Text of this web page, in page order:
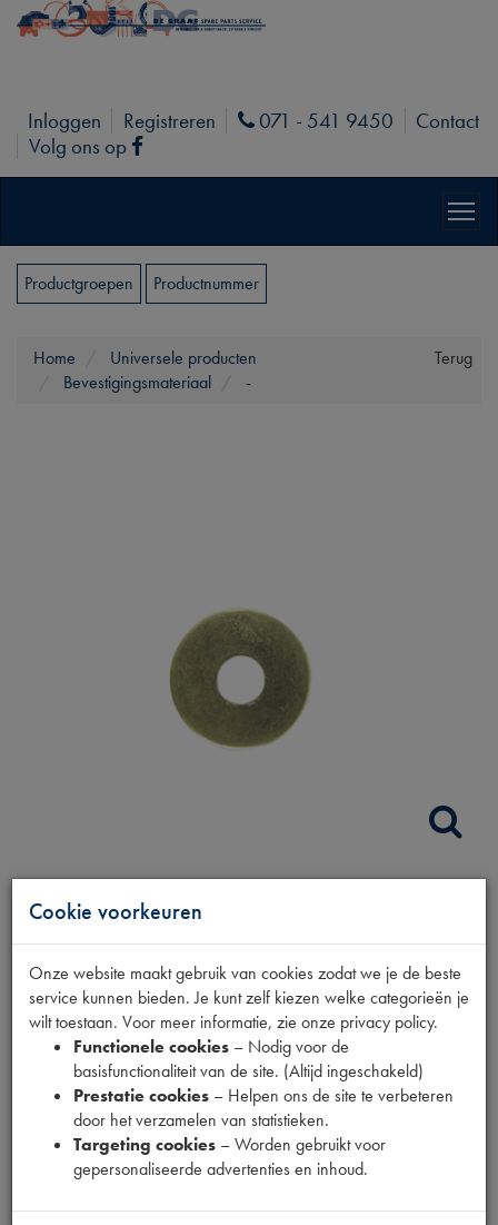
Inloggen Registreren Phone
071 - 541 9450
Contact
Volg ons op
Facebook
Productgroepen Productnummer
Terug
Home
Universele producten
Bevestigingsmateriaal
-
LUCHTFILTER
BEVESTIG RING
Productnummer
6100023
Prijs
0,88 (€ 0,73 excl. btw)
Bestel
Cookie voorkeuren
Onze website maakt gebruik van cookies zodat we je de beste
service kunnen bieden. Je kunt zelf kiezen welke categorieën je
wilt toestaan. Voor meer informatie, zie onze privacy policy.
Functionele cookies – Nodig voor de
basisfunctionaliteit van de site. (Altijd ingeschakeld)
Prestatie cookies – Helpen ons de site te verbeteren
door het verzamelen van statistieken.
Targeting cookies – Worden gebruikt voor
gepersonaliseerde advertenties en inhoud.